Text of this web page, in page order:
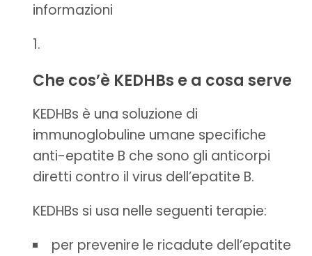
informazioni
Che cos’è KEDHBs e a cosa serve
KEDHBs è una soluzione di
immunoglobuline umane specifiche
anti-epatite B che sono gli anticorpi
diretti contro il virus dell’epatite B.
KEDHBs si usa nelle seguenti terapie:
per prevenire le ricadute dell’epatite